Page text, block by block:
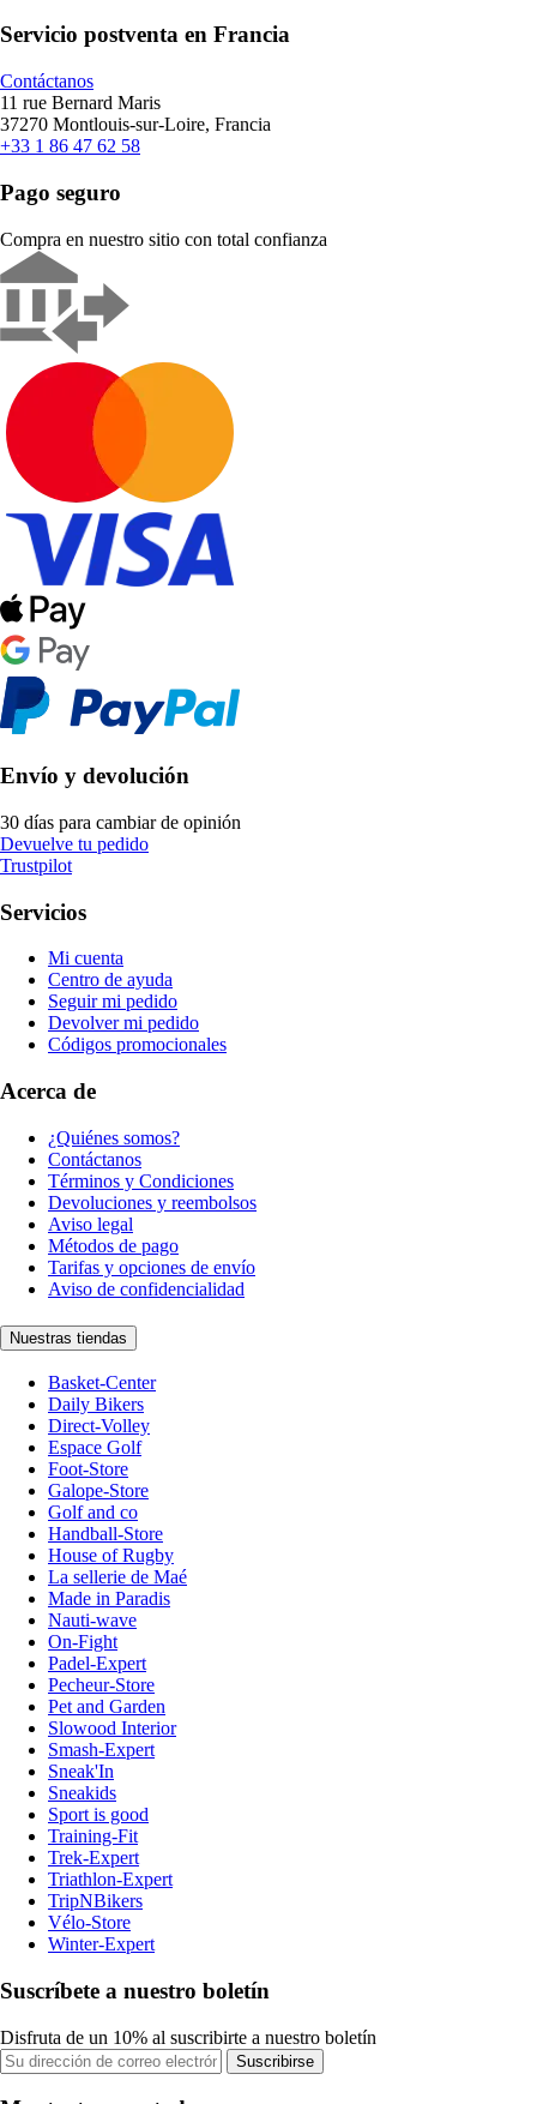
Servicio postventa en Francia
Contáctanos
11 rue Bernard Maris
37270 Montlouis-sur-Loire, Francia
+33 1 86 47 62 58
Pago seguro
Compra en nuestro sitio con total confianza
Envío y devolución
30 días para cambiar de opinión
Devuelve tu pedido
Trustpilot
Servicios
Mi cuenta
Centro de ayuda
Seguir mi pedido
Devolver mi pedido
Códigos promocionales
Acerca de
¿Quiénes somos?
Contáctanos
Términos y Condiciones
Devoluciones y reembolsos
Aviso legal
Métodos de pago
Tarifas y opciones de envío
Aviso de confidencialidad
Nuestras tiendas
Basket-Center
Daily Bikers
Direct-Volley
Espace Golf
Foot-Store
Galope-Store
Golf and co
Handball-Store
House of Rugby
La sellerie de Maé
Made in Paradis
Nauti-wave
On-Fight
Padel-Expert
Pecheur-Store
Pet and Garden
Slowood Interior
Smash-Expert
Sneak'In
Sneakids
Sport is good
Training-Fit
Trek-Expert
Triathlon-Expert
TripNBikers
Vélo-Store
Winter-Expert
Suscríbete a nuestro boletín
Disfruta de un 10% al suscribirte a nuestro boletín
Suscribirse